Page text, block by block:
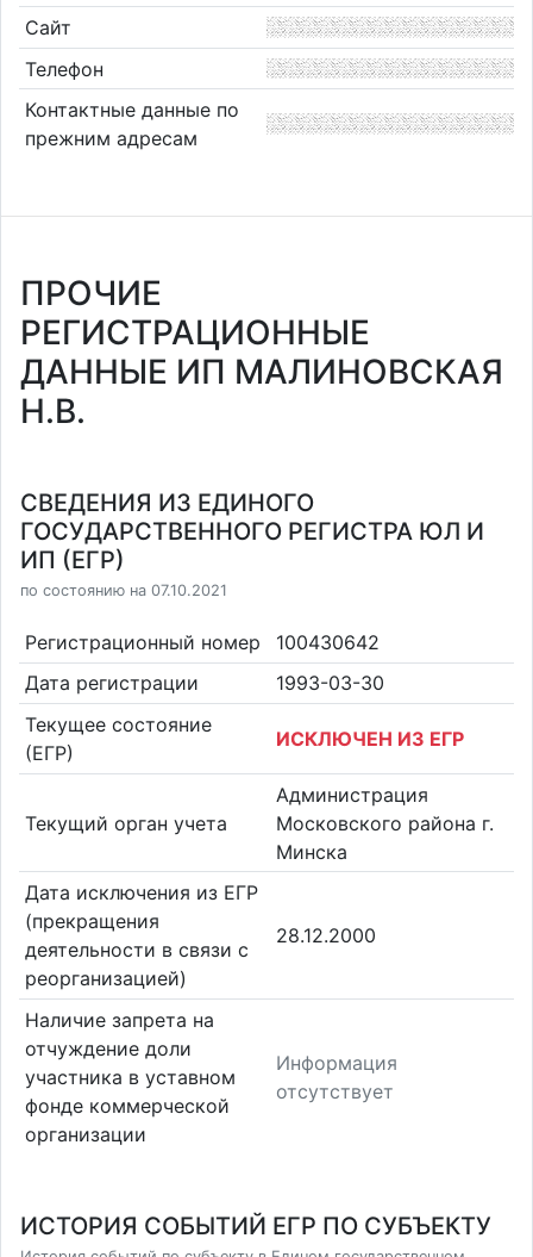
Сайт
Телефон
Контактные данные по
прежним адресам
ПРОЧИЕ
РЕГИСТРАЦИОННЫЕ
ДАННЫЕ ИП МАЛИНОВСКАЯ
Н.В.
СВЕДЕНИЯ ИЗ ЕДИНОГО
ГОСУДАРСТВЕННОГО РЕГИСТРА ЮЛ И
ИП (ЕГР)
по состоянию на 07.10.2021
Регистрационный номер
100430642
Дата регистрации
1993-03-30
Текущее состояние
(ЕГР)
ИСКЛЮЧЕН ИЗ ЕГР
Текущий орган учета
Администрация
Московского района г.
Минска
Дата исключения из ЕГР
(прекращения
деятельности в связи с
реорганизацией)
28.12.2000
Наличие запрета на
отчуждение доли
участника в уставном
фонде коммерческой
организации
Информация
отсутствует
ИСТОРИЯ СОБЫТИЙ ЕГР ПО СУБЪЕКТУ